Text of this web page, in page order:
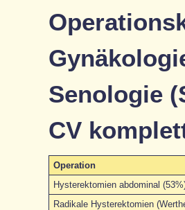
Senologie
CV
Operation
Hysterektomien abdominal
Radikale Hysterektomien